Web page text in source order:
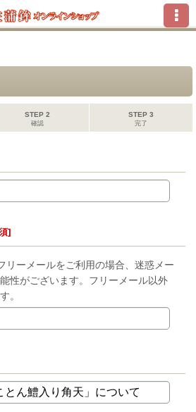
STEP 2
確認
STEP 3
完了
]
リーメールをご利用の場合、迷惑メー
性がございます。フリーメール以外
。